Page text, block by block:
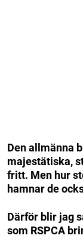
Den allmänna
majestätiska,
fritt. Men hur
hamnar de
Därför blir jag
som RSPCA